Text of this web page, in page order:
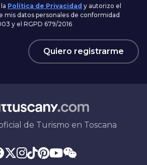
Política de Privacidad y autorizo el
mis datos personales de conformidad
y el RGPD 679/2016
Quiero registrarme
de Turismo en Toscana